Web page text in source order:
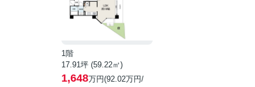
1階
17.91坪 (59.22㎡)
1,648万円(92.02万円/